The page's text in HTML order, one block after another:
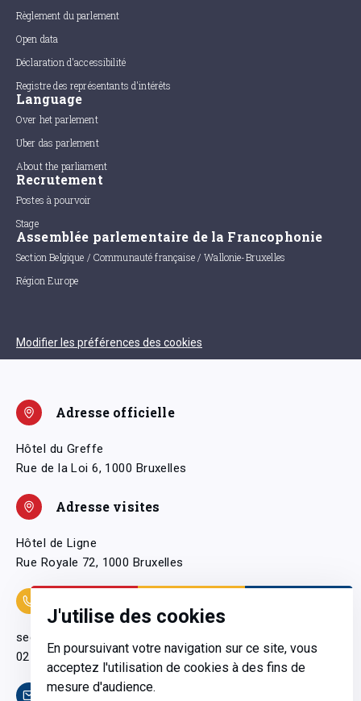
J'utilise des cookies
En poursuivant votre navigation sur ce site, vous
acceptez l'utilisation de cookies à des fins de
mesure d'audience.
Règlement du parlement
Open data
Déclaration d'accessibilité
Registre des représentants d'intérêts
Language
Over het parlement
Uber das parlement
About the parliament
Recrutement
Postes à pourvoir
Stage
Assemblée parlementaire de la Francophonie
Section Belgique / Communauté française / Wallonie-Bruxelles
Région Europe
Modifier les préférences des cookies
Adresse officielle
Hôtel du Greffe
Rue de la Loi 6, 1000 Bruxelles
Adresse visites
Hôtel de Ligne
Rue Royale 72, 1000 Bruxelles
secretariatgeneral@pfwb.be
02 506 38 11
Contact